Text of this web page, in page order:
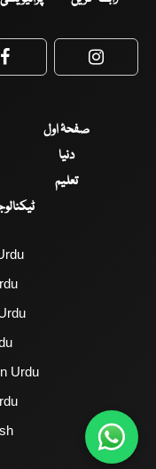
Facebook
صفحۂ اول
دنیا
تعلیم
Urdu